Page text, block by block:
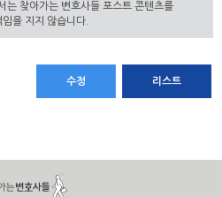
는 찾아가는 변호사들 포스트 콘텐츠를
을 지지 않습니다.
수정 리스트